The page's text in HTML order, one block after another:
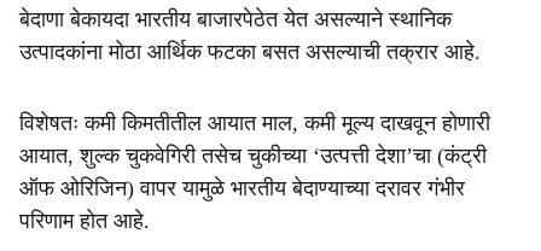
बेदाणा बेकायदा भारतीय बाजारपेठेत येत असल्याने स्थानिक
उत्पादकांना मोठा आर्थिक फटका बसत असल्याची तक्रार आहे.
विशेषतः कमी किमतीतील आयात माल, कमी मूल्य दाखवून होणारी
आयात, शुल्क चुकवेगिरी तसेच चुकीच्या ‘उत्पत्ती देशा’चा (कंट्री
ऑफ ओरिजिन) वापर यामुळे भारतीय बेदाण्याच्या दरावर गंभीर
परिणाम होत आहे.